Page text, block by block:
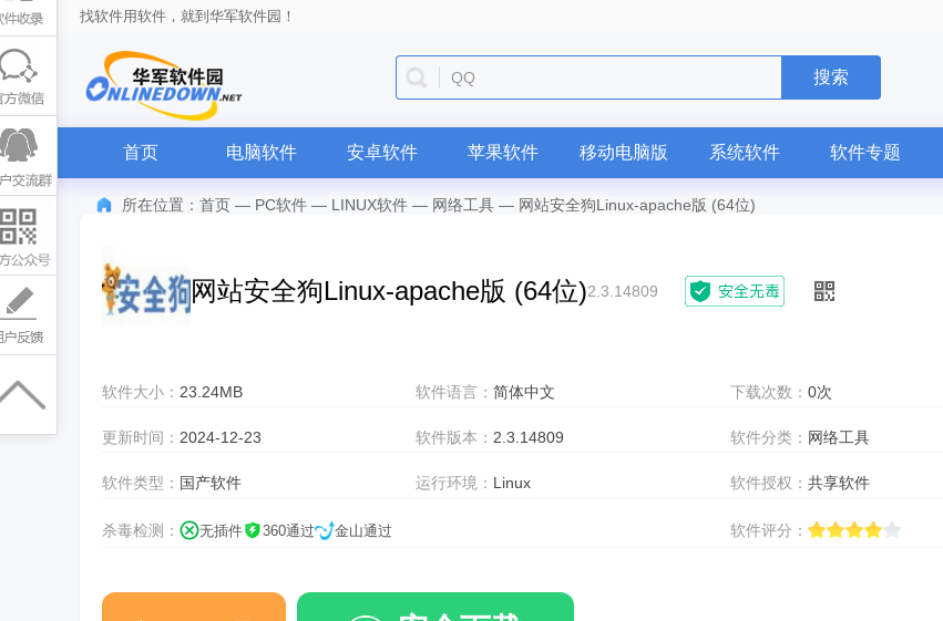
找软件用软件，就到华军软件园！
QQ 搜索
首页 电脑软件 安卓软件 苹果软件 移动电脑版 系统软件 软件专题
所在位置： 首页 — PC软件 — LINUX软件 — 网络工具 — 网站安全狗Linux-apache版 (64位)
网站安全狗Linux-apache版 (64位)2.3.14809
软件大小： 23.24MB 软件语言：简体中文 下载次数： 0次
更新时间： 2024-12-23 软件版本： 2.3.14809 软件分类： 网络工具
软件类型： 国产软件 运行环境： Linux 软件授权： 共享软件
杀毒检测： 无插件 360通过 金山通过 软件评分：